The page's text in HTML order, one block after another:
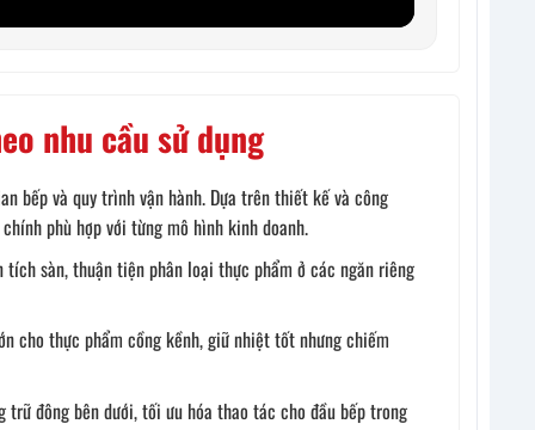
nhu cầu sử dụng
bếp và quy trình vận hành. Dựa trên thiết kế và công
phù hợp với từng mô hình kinh doanh.
sàn, thuận tiện phân loại thực phẩm ở các ngăn riêng
cho thực phẩm cồng kềnh, giữ nhiệt tốt nhưng chiếm
trữ đông bên dưới, tối ưu hóa thao tác cho đầu bếp trong